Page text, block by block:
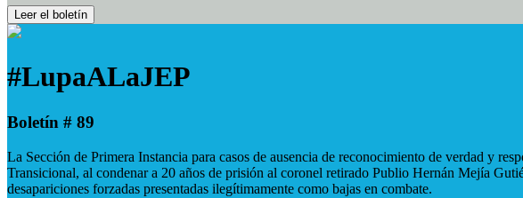
Leer el boletín
#LupaALaJEP
Boletín # 89
La Sección de Primera Instancia para casos de ausencia de reconocimiento de verdad y
Transicional, al condenar a 20 años de prisión al coronel retirado Publio Hernán Mejía
desapariciones forzadas presentadas ilegítimamente como bajas en combate.